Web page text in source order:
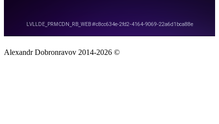
Alexandr Dobronravov 2014-2026 ©